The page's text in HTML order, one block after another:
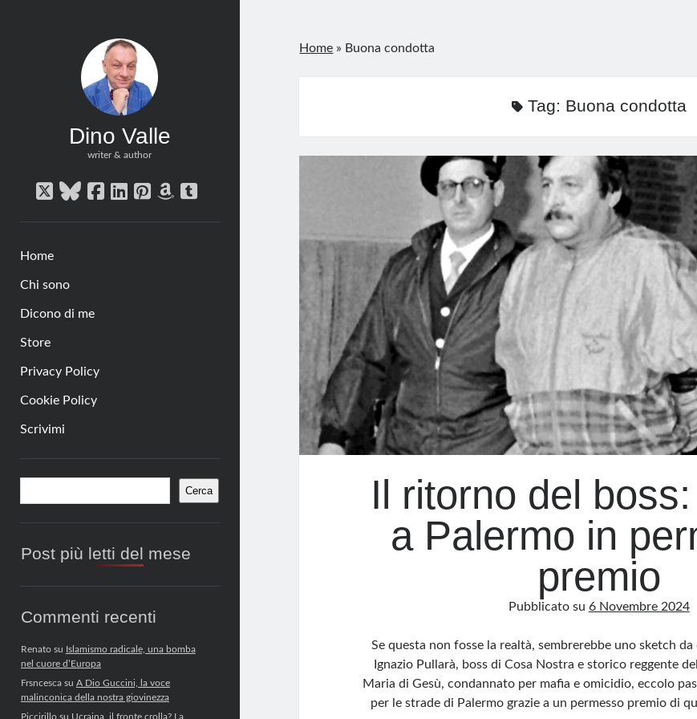
Dino Valle
writer & author
twitterbluesky
facebook
linkedin
pinterest
amazon
tumblr
Home
Chi sono
Dicono di me
Store
Privacy Policy
Cookie Policy
Scrivimi
Barra
laterale
Cerca
Post più letti del mese
Commenti recenti
Renatosu Islamismo radicale, una bomba
nel cuore d’Europa
Frsncescasu A Dio Guccini, la voce
malinconica della nostra giovinezza
Piccirillosu Ucraina, il fronte crolla? La
Home » Buona condotta
Tag: Buona condotta
Il ritorno del
a Palermo in
premio
Pubblicato su 6 Novembre 2024
Se questa non fosse la realtà, sembrerebbe uno sketch da
Ignazio Pullarà, boss di Cosa Nostra e storico reggente
Maria di Gesù, condannato per mafia e omicidio, eccolo
per le strade di Palermo grazie a un permesso premio di